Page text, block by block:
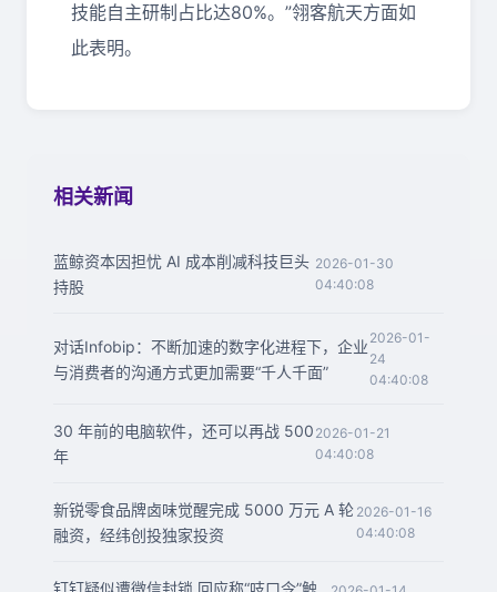
技能自主研制占比达80%。”翎客航天方面如
此表明。
相关新闻
蓝鲸资本因担忧 AI 成本削减科技巨头
持股
2026-01-30
04:40:08
对话Infobip：不断加速的数字化进程下，企业
与消费者的沟通方式更加需要“千人千面”
2026-01-
24
04:40:08
30 年前的电脑软件，还可以再战 500
年
2026-01-21
04:40:08
新锐零食品牌卤味觉醒完成 5000 万元 A 轮
融资，经纬创投独家投资
2026-01-16
04:40:08
钉钉疑似遭微信封锁 回应称“吱口令”触